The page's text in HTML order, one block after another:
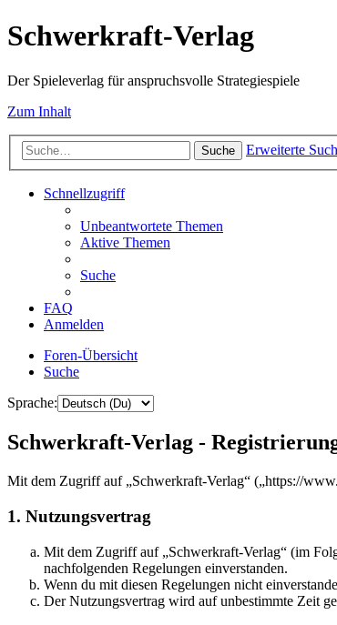
Schwerkraft-Verlag
Der Spieleverlag für anspruchsvolle Strategiespiele
Zum Inhalt
Suche Erweiterte
Schnellzugriff
Unbeantwortete Themen
Aktive Themen
Suche
FAQ
Anmelden
Foren-Übersicht
Suche
Sprache:
Schwerkraft-Verlag -
Mit dem Zugriff auf „Schwerkraft-Verlag“ („https://
1. Nutzungsvertrag
Mit dem Zugriff auf „Schwerkraft-Verlag“ (im
nachfolgenden Regelungen einverstanden.
Wenn du mit diesen Regelungen nicht
Der Nutzungsvertrag wird auf unbestimmte Zeit